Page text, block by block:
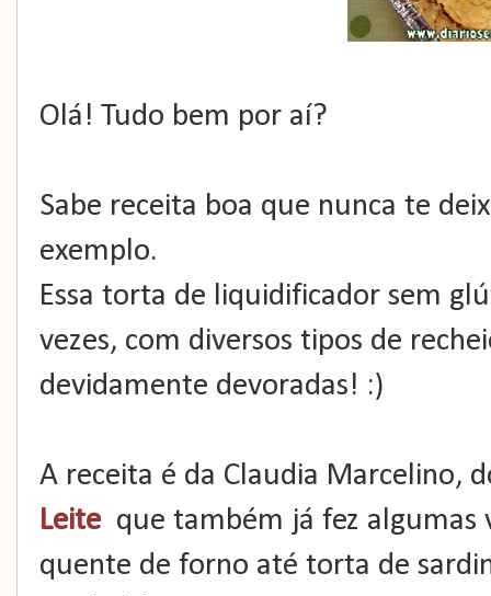
Olá! Tudo bem por aí?
Sabe receita boa que nunca te
exemplo.
Essa torta de liquidificador sem
vezes, com diversos tipos de
devidamente devoradas! :)
A receita é da Claudia Marcelino,
Leite que também já fez algumas
quente de forno até torta de